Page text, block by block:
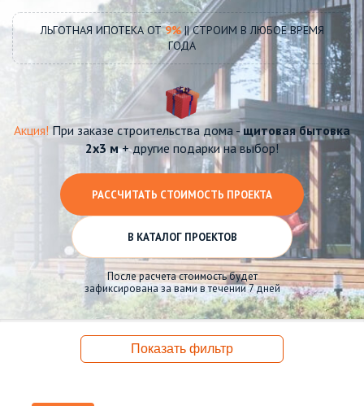
ЛЬГОТНАЯ ИПОТЕКА ОТ9%|| СТРОИМ В ЛЮБОЕ ВРЕМЯ
ГОДА
Акция! При заказе строительства дома -щитовая бытовка
2х3 м+ другие подарки на выбор!
РАССЧИТАТЬ СТОИМОСТЬ ПРОЕКТА
В КАТАЛОГ ПРОЕКТОВ
После расчета стоимость будет
зафиксирована за вами в течении 7 дней
Показать фильтр